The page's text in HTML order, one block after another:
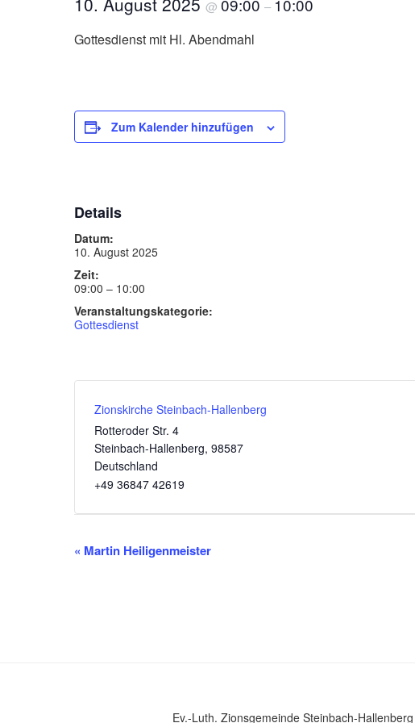
@ 09:00 – 10:00
Gottesdienst mit Hl. Abendmahl
Zum Kalender hinzufügen
Details
Datum:
10. August 2025
Zeit:
09:00 – 10:00
Veranstaltungskategorie:
Gottesdienst
Zionskirche Steinbach-Hallenberg
Rotteroder Str. 4
Steinbach-Hallenberg, 98587
Deutschland
+49 36847 42619‬
V
« Martin Heiligenmeister
Ev.-Luth. Zionsgemeinde Steinbach-Hallenberg